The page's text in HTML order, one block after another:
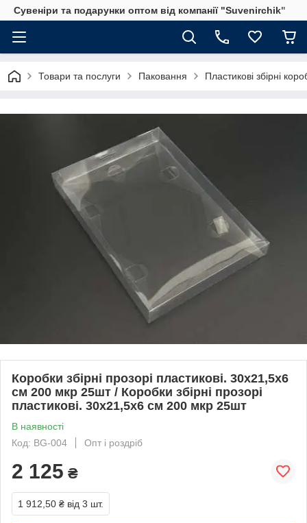
Сувеніри та подарунки оптом від компанії "Suvenirchik"
Товари та послуги Паковання Пластикові збірні
Коробки збірні прозорі пластикові. 30х21,5х6
см 200 мкр 25шт / Коробки збірні прозорі
пластикові. 30х21,5х6 см 200 мкр 25шт
В наявності
Код: BG-004
Опт і роздріб
2 125 ₴
1 912,50 ₴ від 3 шт.